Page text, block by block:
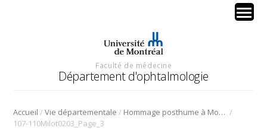
Faculté de médecine
Département d'ophtalmologie
Accueil /Vie départementale / Hommage posthume à Monsieur Jean Milot (1935-2021) /
107-110Milot0203_Page_3